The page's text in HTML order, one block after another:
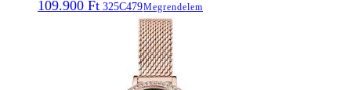
109.900 Ft 325C479Megrendelem